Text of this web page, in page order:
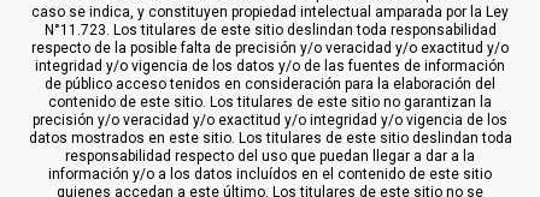
caso se indica, y constituyen propiedad intelectual amparada por la Ley
N°11.723. Los titulares de este sitio deslindan toda responsabilidad
respecto de la posible falta de precisión y/o veracidad y/o exactitud y/o
integridad y/o vigencia de los datos y/o de las fuentes de información
de público acceso tenidos en consideración para la elaboración del
contenido de este sitio. Los titulares de este sitio no garantizan la
precisión y/o veracidad y/o exactitud y/o integridad y/o vigencia de los
datos mostrados en este sitio. Los titulares de este sitio deslindan toda
responsabilidad respecto del uso que puedan llegar a dar a la
información y/o a los datos incluídos en el contenido de este sitio
quienes accedan a este último. Los titulares de este sitio no se